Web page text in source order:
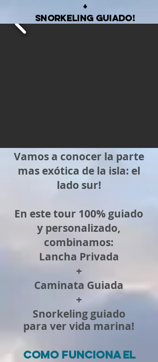
+
SNORKELING GUIADO!
Vamos a conocer la parte
mas exótica de la isla: el
lado sur!
En este tour 100% guiado
y personalizado,
combinamos:
Lancha Privada
+
Caminata Guiada
+
Snorkeling guiado
para ver vida marina!
COMO FUNCIONA el